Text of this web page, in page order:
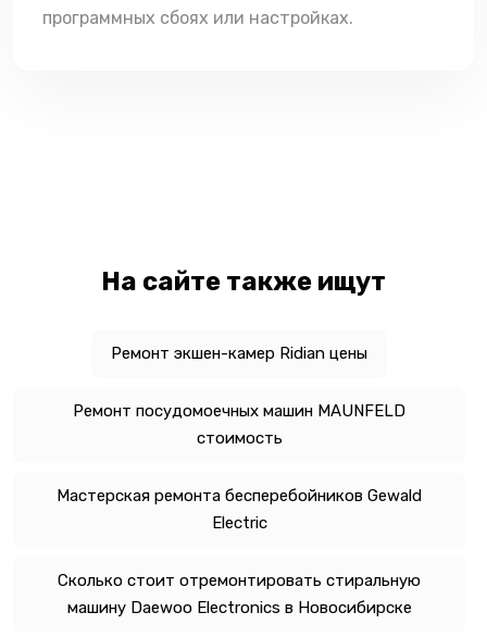
программных сбоях или настройках.
На сайте также ищут
Ремонт экшен-камер Ridian цены
Ремонт посудомоечных машин MAUNFELD
стоимость
Мастерская ремонта бесперебойников Gewald
Electric
Сколько стоит отремонтировать стиральную
машину Daewoo Electronics в Новосибирске